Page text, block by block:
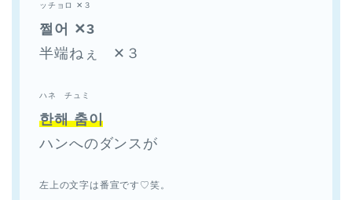
ッチョロ ✕３
쩔어 ✕3
半端ねぇ ✕３
ハネ チュミ
한해 춤이
ハンへのダンスが
左上の文字は番宣です♡笑。